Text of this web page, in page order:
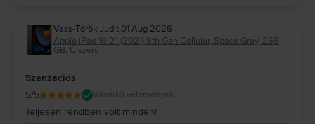
Vass-Török Judit,01 Aug 2026
Apple iPad 10.2” (2021) 9th Gen Cellular, Space Gray, 256
GB, Újszerű
Szenzációs
5/5 Vásárlói vélemények
Teljesen rendben volt minden!